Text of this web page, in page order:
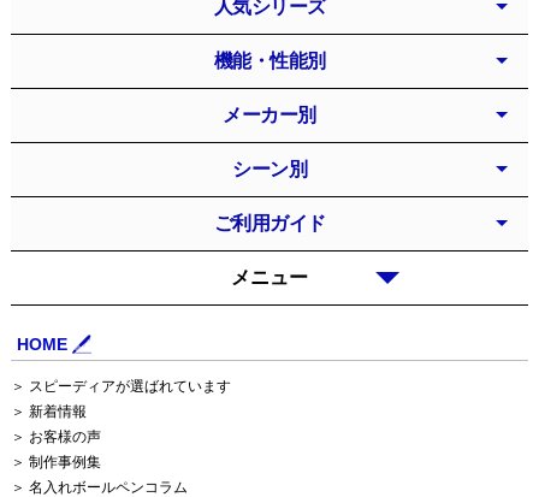
HOME
＞ スピーディアが選ばれています
＞ 新着情報
＞ お客様の声
＞ 制作事例集
＞ 名入れボールペンコラム
メニュー
人気シリーズ
機能・性能別
メーカー別
シーン別
ご利用ガイド